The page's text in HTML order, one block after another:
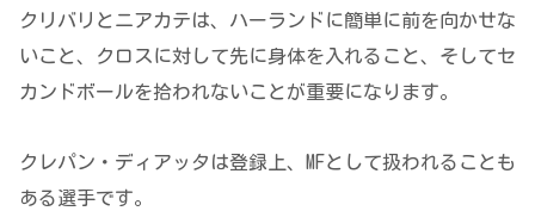
クリバリとニアカテは、ハーランドに簡単に前を向かせな
いこと、クロスに対して先に身体を入れること、そしてセ
カンドボールを拾われないことが重要になります。
クレパン・ディアッタは登録上、MFとして扱われることも
ある選手です。